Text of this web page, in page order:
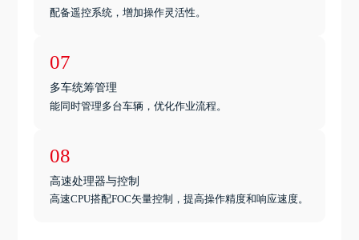
配备遥控系统，增加操作灵活性。
07
多车统筹管理
能同时管理多台车辆，优化作业流程。
08
高速处理器与控制
高速CPU搭配FOC矢量控制，提高操作精度和响应速度。